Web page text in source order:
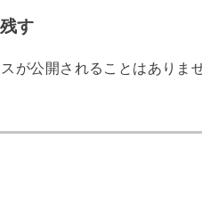
す
が公開されることはありま